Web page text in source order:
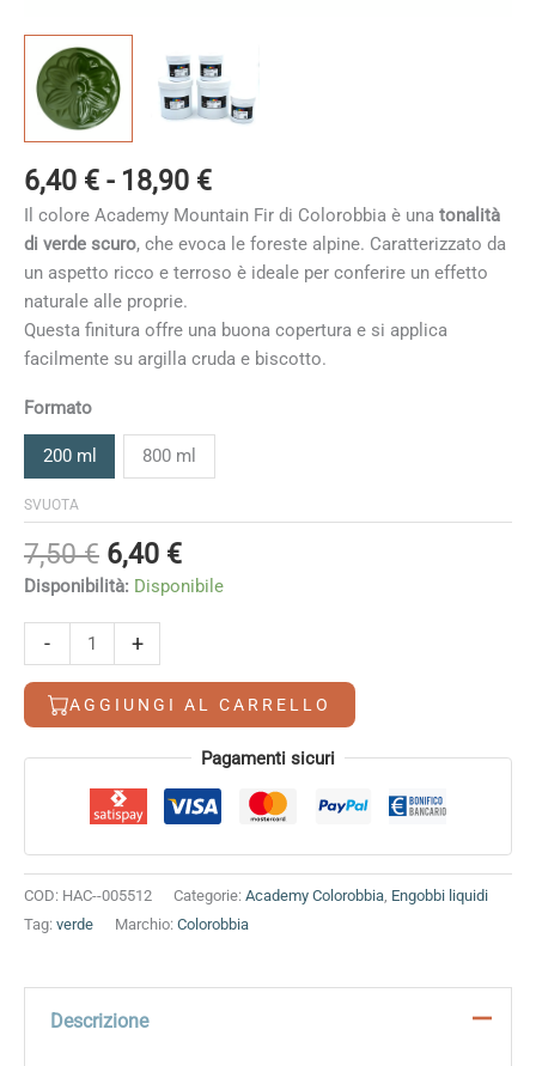
6,40 € - 18,90 €Fascia
di
prezzo:
da
a
18,90 €
Il colore Academy Mountain Fir di Colorobbia è una tonalità
di verde scuro, che evoca le foreste alpine. Caratterizzato da
un aspetto ricco e terroso è ideale per conferire un effetto
naturale alle proprie.
Questa finitura offre una buona copertura e si applica
facilmente su argilla cruda e biscotto.
Formato
200 ml 800 ml
SVUOTA
7,50€ Il
prezzo
era:
7,50 €.
6,40 €Il
prezzo
Disponibilità: Disponibile
-
Mountain
Fir
quantità
+
AGGIUNGI AL CARRELLO
Alternative: Pagamenti sicuri
COD: HAC--005512 Categorie: Academy Colorobbia, Engobbi liquidi
Tag: verde Marchio: Colorobbia
Descrizione